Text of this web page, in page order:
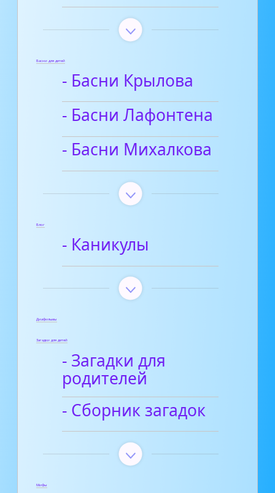
Басни для детей
- Басни Крылова
- Басни Лафонтена
- Басни Михалкова
Блог
- Каникулы
Диафильмы
Загадки для детей
- Загадки для
родителей
- Сборник загадок
Мифы